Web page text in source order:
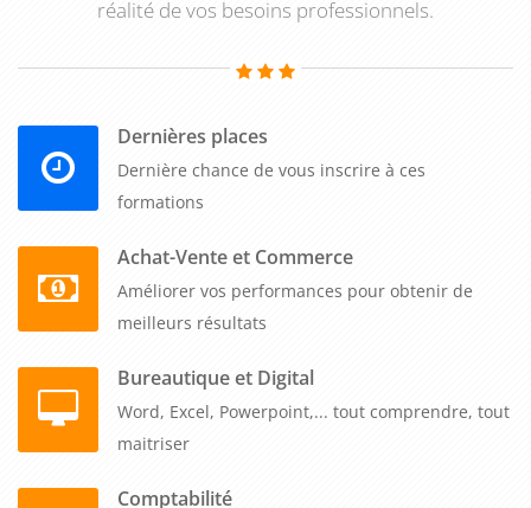
grâce à une approche concrète basée sur l'analyse de cas
sessions se organisent partout en France, dans vos locaux,
contraintes opérationnelles.
Cette formation spécialisée sécurise juridiquement vos
travail. La garantie premier inscrit maintient les sessions dès
un participant, avec un tarif unique couvrant jusqu'à cinq
collaborateurs. Vos responsables acquièrent rapidement une
maîtrisent les impacts des réformes récentes et développent
une démarche préventive structurée pour protéger
efficacement la santé de vos collaborateurs.
réalité de vos besoins professionnels.
Dernières places
Dernière chance de vous inscrire à ces
formations
Achat-Vente et Commerce
Améliorer vos performances pour obtenir de
meilleurs résultats
Bureautique et Digital
Word, Excel, Powerpoint,... tout comprendre, tout
maitriser
Comptabilité